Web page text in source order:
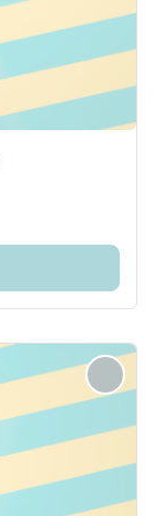
merken